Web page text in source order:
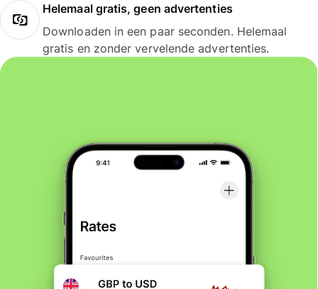
Helemaal gratis, geen advertenties
Downloaden in een paar seconden. Helemaal
gratis en zonder vervelende advertenties.